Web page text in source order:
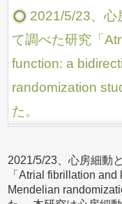
2021/5/23、心
て調べた研究「
function: a
randomization
た。
2021/5/23、心房細動
「Atrial fibrillation
Mendelian